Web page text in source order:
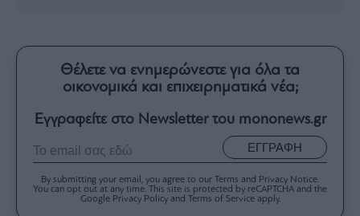
Θέλετε να ενημερώνεστε για όλα τα
οικονομικά και επιχειρηματικά νέα;
Εγγραφείτε στο Newsletter του mononews.gr
ΕΓΓΡΑΦΗ
By submitting your email, you agree to our Terms and Privacy Notice.
You can opt out at any time. This site is protected by reCAPTCHA and the
Google Privacy Policy and Terms of Service apply.